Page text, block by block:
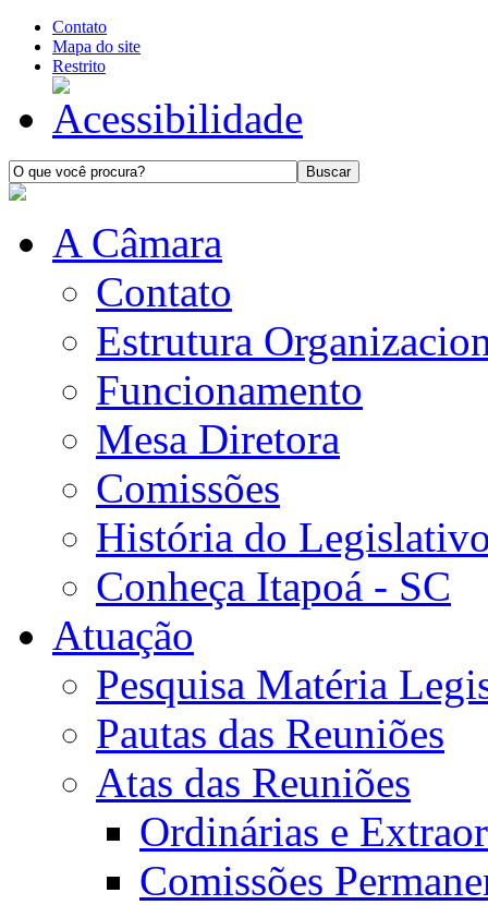
Contato
Mapa do site
Restrito
A Câmara
Contato
Estrutura
Funcionamento
Mesa Diretora
Comissões
História do
Conheça Itapoá - SC
Atuação
Pesquisa Matéria
Pautas das Reuniões
Atas das Reuniões
Ordinárias e
Comissões